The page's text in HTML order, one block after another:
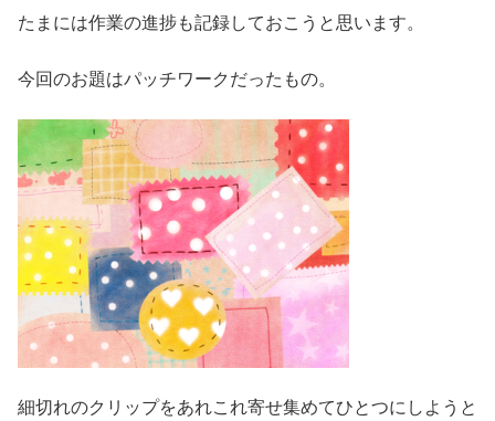
たまには作業の進捗も記録しておこうと思います。
今回のお題はパッチワークだったもの。
細切れのクリップをあれこれ寄せ集めてひとつにしようと